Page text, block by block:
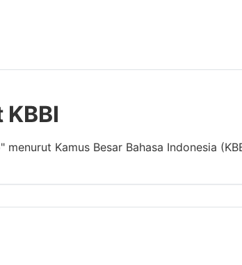
Kamus Besar Bahasa Indonesia